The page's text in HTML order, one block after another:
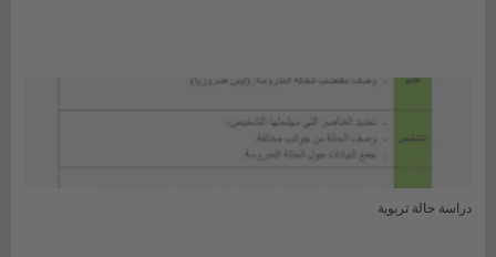
دراسة حالة تربوية